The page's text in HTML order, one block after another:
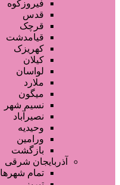
فیروزکوه
قدس
قرچک
قیامدشت
کهریزک
کیلان
لواسان
ملارد
میگون
نسیم شهر
نصیرآباد
وحیدیه
ورامین
بازگشت
آذربایجان شرقی
تمام شهر‌ها
صفحه اصلی
آگهی انبوه
طراحی سایت
صفحه اختصاصی
لیست سایتهای تبلیغاتی